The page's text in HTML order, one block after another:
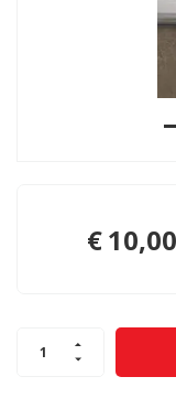
Pagojo k.,
+370
€10,00